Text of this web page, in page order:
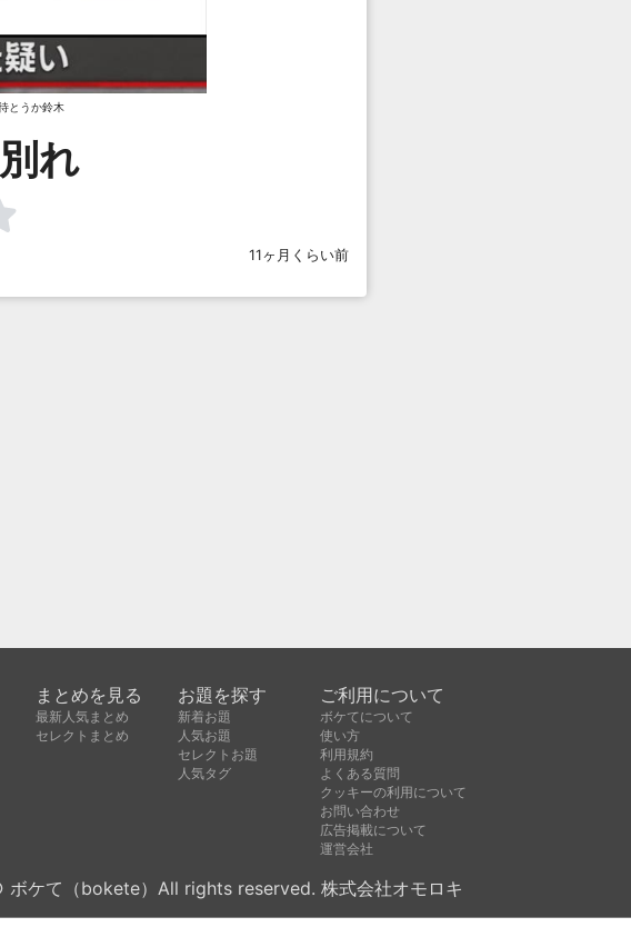
とうか鈴木
れ
11ヶ月くらい前
まとめを見る
最新人気まとめ
セレクトまとめ
お題を探す
新着お題
人気お題
セレクトお題
人気タグ
ご利用について
ボケてについて
使い方
利用規約
よくある質問
クッキーの利用について
お問い合わせ
広告掲載について
運営会社
ケて（bokete）All rights reserved. 株式会社オモロキ